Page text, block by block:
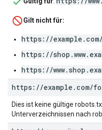
Gilt nicht für:
https://example.com/
https://
https://
https: //example . com/
Dies ist keine gültige
Unterverzeichnissen nach